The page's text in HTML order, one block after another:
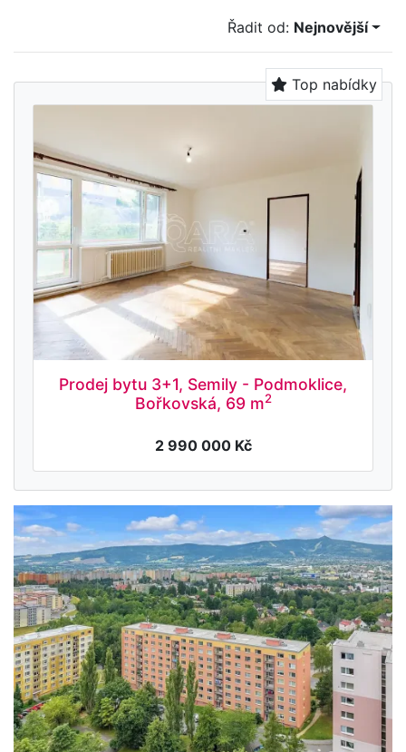
Řadit od: Nejnovější
Top nabídky
Prodej bytu 3+1, Semily - Podmoklice,
Bořkovská, 69 m2
2 990 000 Kč